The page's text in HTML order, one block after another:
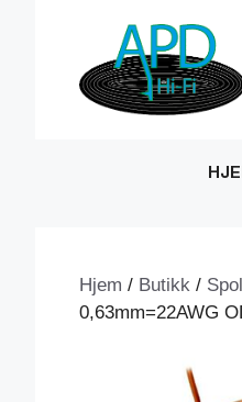
Hjem / Butikk /
0,63mm=22AWG